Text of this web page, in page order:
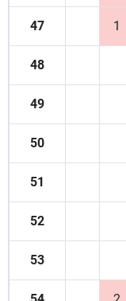
47 1
48
49
50
51
52
53